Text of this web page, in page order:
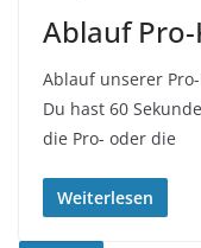
Ablauf
Ablauf unserer
Du hast 60
die Pro- oder die
Weiterlesen